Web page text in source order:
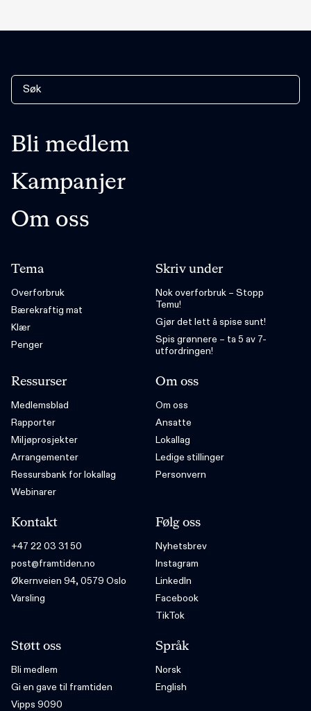
Bli medlem
Kampanjer
Om oss
Tema
Overforbruk
Bærekraftig mat
Klær
Penger
Skriv under
Nok overforbruk – Stopp
Temu!
Gjør det lett å spise sunt!
Spis grønnere – ta 5 av 7-
utfordringen!
Ressurser
Medlemsblad
Rapporter
Miljøprosjekter
Arrangementer
Ressursbank for lokallag
Webinarer
Om oss
Om oss
Ansatte
Lokallag
Ledige stillinger
Personvern
Kontakt
+47 22 03 31 50
post@framtiden.no
Økernveien 94, 0579 Oslo
Varsling
Følg oss
Nyhetsbrev
Instagram
LinkedIn
Facebook
TikTok
Støtt oss
Bli medlem
Gi en gave til framtiden
Vipps 9090
Språk
Norsk
English